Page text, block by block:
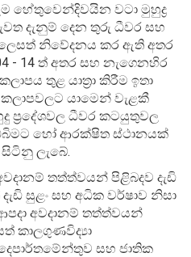
හේතුවෙන්දිවයින වටා මුහුද්‍ර
දැනුම් දෙන තුරු ධීවර සහ
නිවේදනය කර ඇති අතර
- 14 ත් අතර සහ නැගෙනහිර
තුළ යාත්‍රා කිරීම ඉතා
යාමෙන් වැළකී
ප්‍රදේශවල ධීවර කටයුතුවල
හෝ ආරක්ෂිත ස්ථානයක්
ලැබේ.
තත්ත්වයන් පිළිබදව දැඩි
සුළං සහ අධික වර්ෂාව නිසා
අවදානම් තත්ත්වයන්
කාලගුණවිද්‍යා
සහ ජාතික